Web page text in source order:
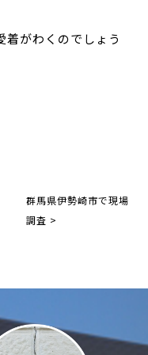
着がわくのでしょう
群馬県伊勢崎市で現場
調査 >